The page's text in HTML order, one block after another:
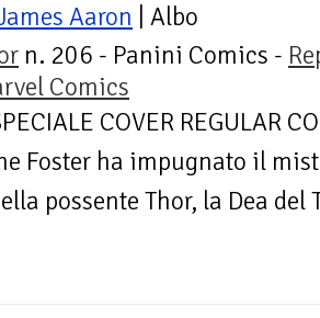
Aaron | Albo
n. 206 - Panini Comics -
Comics
COVER REGULAR
Foster ha impugnato il
possente Thor, la Dea del